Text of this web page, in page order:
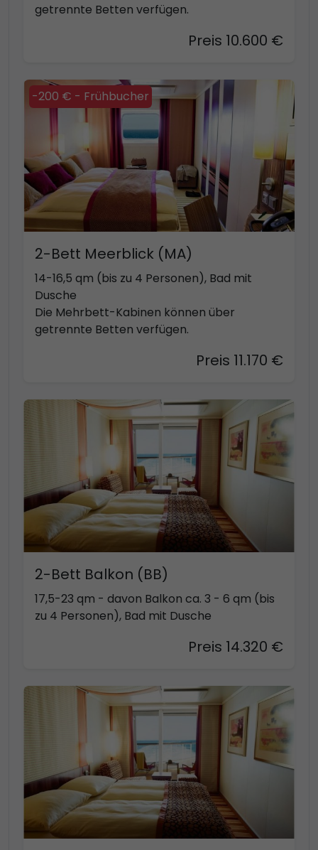
getrennte Betten verfügen.
Preis 10.600 €
-200 € - Frühbucher
2-Bett Meerblick (MA)
14-16,5 qm (bis zu 4 Personen), Bad mit
Dusche
Die Mehrbett-Kabinen können über
getrennte Betten verfügen.
Preis 11.170 €
2-Bett Balkon (BB)
17,5-23 qm - davon Balkon ca. 3 - 6 qm (bis
zu 4 Personen), Bad mit Dusche
Preis 14.320 €